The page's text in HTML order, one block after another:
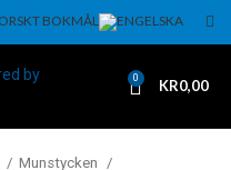
0 KR0,00
Munstycken